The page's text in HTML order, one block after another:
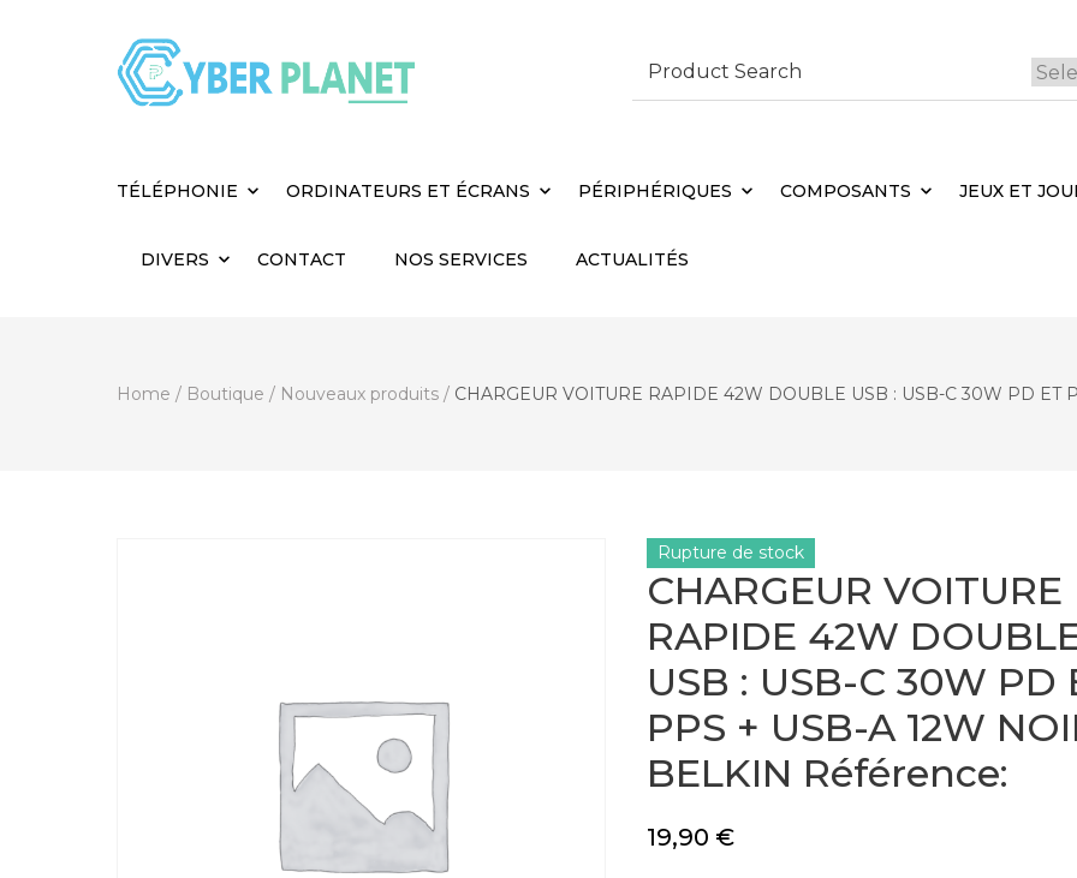
Search
for:
TÉLÉPHONIE ORDINATEURS ET ÉCRANS PÉRIPHÉRIQUES COMPOSANTS JEUX ET
DIVERS CONTACT NOS SERVICES ACTUALITÉS
Home / Boutique / Nouveaux produits / CHARGEUR VOITURE RAPIDE 42W DOUBLE USB : USB-C 30W PD ET
CHARGEUR VOITURE
RAPIDE 42W
USB : USB-C 30W PD
PPS + USB-A 12W
BELKIN Référence:
19,90 €
Rupture de stock